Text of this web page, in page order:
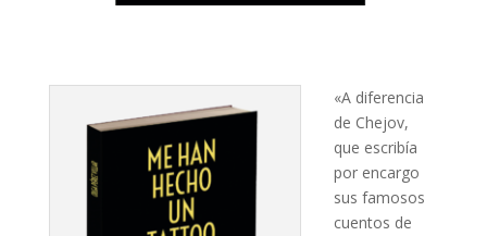
«A diferencia
de Chejov,
que escribía
por encargo
sus famosos
cuentos de